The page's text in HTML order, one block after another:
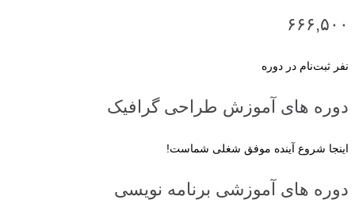
۶۶۶,۵۰۰
نفر ثبت‌نام در دوره
دوره‌ های آموزش طراحی گرافیک
اینجا شروع آینده موفق شغلی شماست!
دوره‌ های آموزشی برنامه نویسی